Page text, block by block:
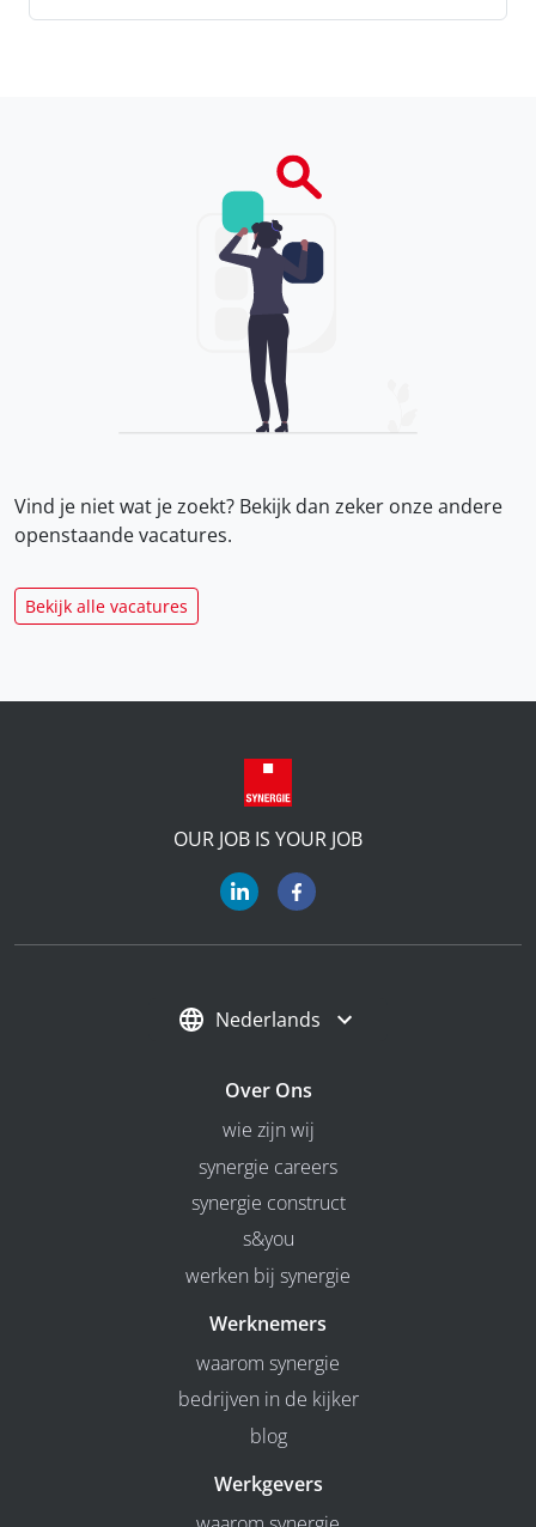
Vind je niet wat je zoekt? Bekijk dan zeker onzeandere
openstaande vacatures.
Bekijk alle vacatures
OUR JOB IS YOUR JOB
Nederlands
Over Ons
wie zijn wij
synergie careers
synergie construct
s&you
werken bij synergie
Werknemers
waarom synergie
bedrijven in de kijker
blog
Werkgevers